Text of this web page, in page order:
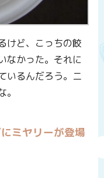
けど、こっちの餃
なかった。それに
いるんだろう。ニ
ミヤリーが登場